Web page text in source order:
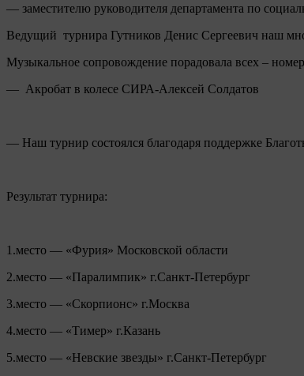
— заместителю руководителя департамента по
Ведущий турнира Гутников Денис Сергеевич наш
Музыкальное сопровождение порадовала всех –
— Акробат в колесе СИРА-Алексей Солдатов
— Наш турнир состоялся благодаря поддержке
Результат турнира:
1.место — «Фурия» Московской области
2.место — «Паралимпик» г.Санкт-Петербург
3.место — «Скорпионс» г.Москва
4.место — «Тимер» г.Казань
5.место — «Невские звезды» г.Санкт-Петербург